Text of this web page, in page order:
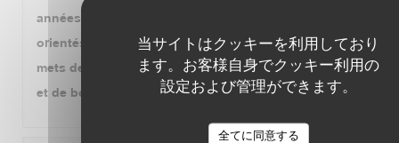
当サイトはクッキーを利用しており
ます。お客様自身でクッキー利用の
設定および管理ができます。
全てに同意する
années... Jolie carte avec des grands classiques
orientés vers le Sud Ouest, ample carte des vins,
mets de qualité, bien préparés et personnel aimable
et de bon conseil. Tout cela est déjà très généreux!